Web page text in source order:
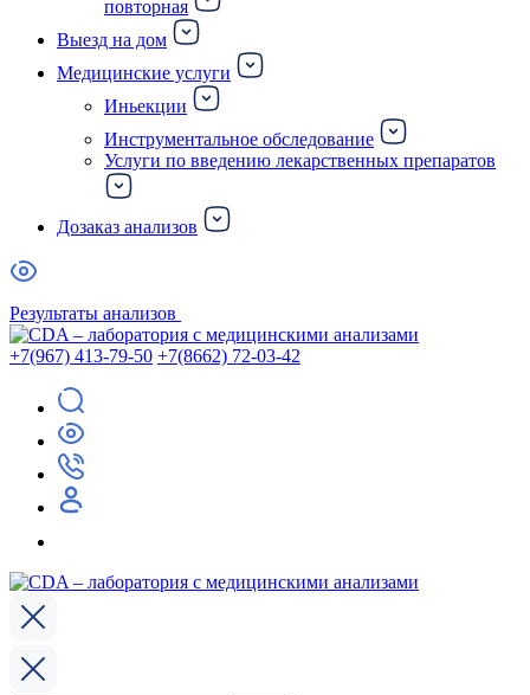
повторная
Выезд на дом
Медицинские услуги
Иньекции
Инструментальное обследование
Услуги по введению лекарственных препаратов
Дозаказ анализов
Результаты анализов
+7(967) 413-79-50 +7(8662) 72-03-42